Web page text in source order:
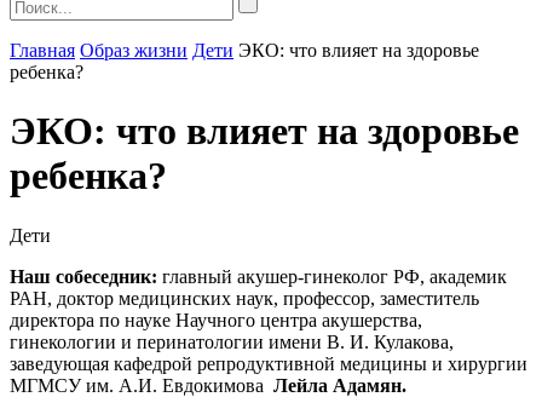
Главная Образ жизни Дети ЭКО: что влияет на здоровье
ребенка?
ЭКО: что влияет на здоровье
ребенка?
Дети
Наш собеседник: главный акушер-гинеколог РФ, академик
РАН, доктор медицинских наук, профессор, заместитель
директора по науке Научного центра акушерства,
гинекологии и перинатологии имени В. И. Кулакова,
заведующая кафедрой репродуктивной медицины и хирургии
МГМСУ им. А.И. Евдокимова Лейла Адамян.